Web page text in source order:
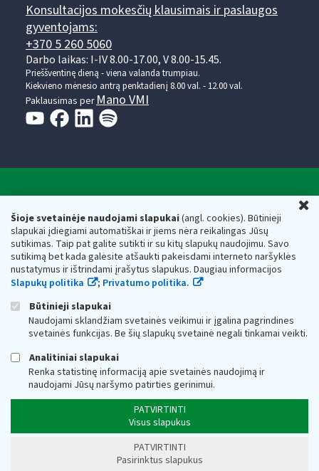
Šioje svetainėje naudojami slapukai(angl. cookies). Būtinieji
slapukai įdiegiami automatiškai ir jiems nėra reikalingas Jūsų
sutikimas. Taip pat galite sutikti ir su kitų slapukų naudojimu. Savo
sutikimą bet kada galėsite atšaukti pakeisdami interneto naršyklės
nustatymus ir ištrindami įrašytus slapukus. Daugiau informacijos
Slapukų politika
; Privatumo politika.
Būtinieji slapukai
Naudojami sklandžiam svetainės veikimui ir įgalina pagrindines
svetainės funkcijas. Be šių slapukų svetainė negali tinkamai veikti.
Analitiniai slapukai
Renka statistinę informaciją apie svetainės naudojimą ir
naudojami Jūsų naršymo patirties gerinimui.
PATVIRTINTI
Visus slapukus
PATVIRTINTI
Pasirinktus slapukus
Konsultacijos mokesčių klausimais ir paslaugos
gyventojams:
+370 5 260 5060
Darbo laikas: I-IV 8.00-17.00, V 8.00-15.45.
Prieššventinę dieną - viena valanda trumpiau.
Kiekvieno mėnesio antrą penktadienį 8.00 val. - 12.00 val.
Paklausimas per Mano VMI
Respublikos finansų ministerijos
Biudžetinė įstaiga. Juridinio asmens kodas — 188659752,
adresas: Vasario 16-osios g. 14, 01107 Vilnius, Lietuva, el.paštas:
vmi@vmi.lt, E. pristatymo dėžutės adresas 188659752
Duomenys apie Valstybinę mokesčių inspekciją prie Lietuvos
Respublikos finansų ministerijos kaupiami ir saugomi Juridinių